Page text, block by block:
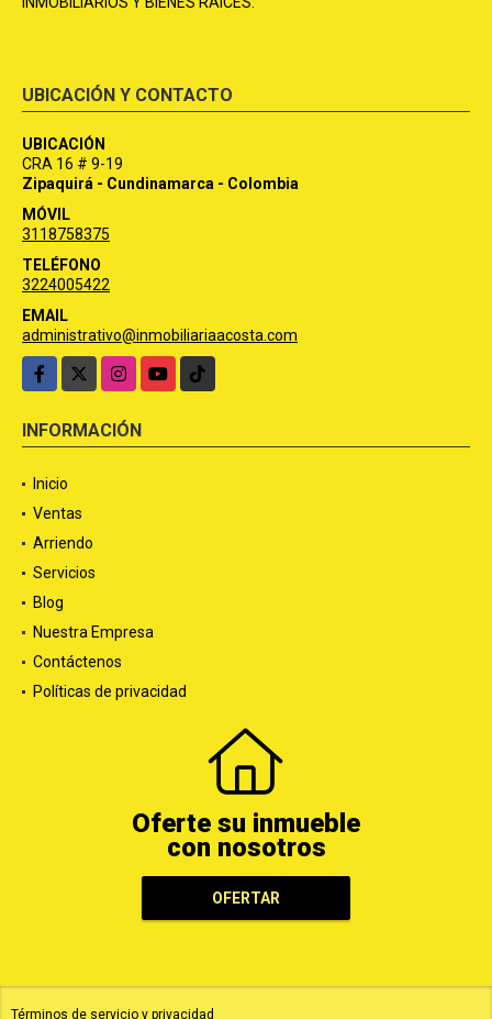
UBICACIÓN Y CONTACTO
UBICACIÓN
CRA 16 # 9-19
Zipaquirá - Cundinamarca - Colombia
MÓVIL
3118758375
TELÉFONO
3224005422
EMAIL
administrativo@inmobiliariaacosta.com
Facebook
InstagramYouTubeTikTok
INFORMACIÓN
Inicio
Ventas
Arriendo
Servicios
Blog
Nuestra Empresa
Contáctenos
Políticas de privacidad
Oferte su inmueble
con nosotros
OFERTAR
Términos de servicio y privacidad